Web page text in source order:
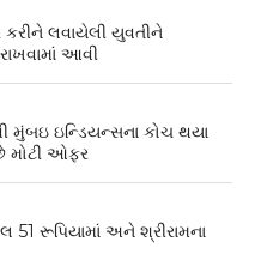
લવાયેલી યુવતીને
આવી
મુંબઇ ઇન્ડિયન્સના કોચ થયા
મોટી ઓફર
51 રૂપિયામાં અને શ્રીરામના